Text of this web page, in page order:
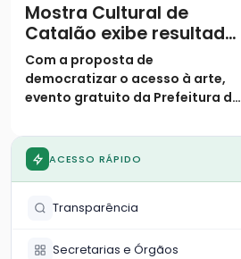
Mostra Cultural de
Catalão exibe resultados
de oficinas semestrais
Com a proposta de
democratizar o acesso à arte,
evento gratuito da Prefeitura de
semestral nesta quarta-feira
ACESSO RÁPIDO
Transparência
Secretarias e Órgãos